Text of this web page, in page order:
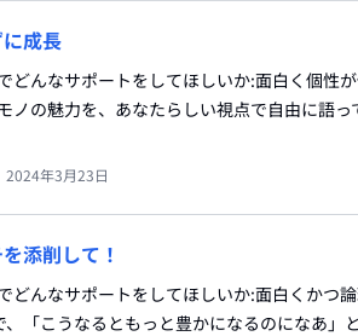
成長
どんなサポートをしてほしいか:面白く個性
ノの魅力を、あなたらしい視点で自由に語
2024年3月23日
添削して！
どんなサポートをしてほしいか:面白くかつ
「こうなるともっと豊かになるのになあ」